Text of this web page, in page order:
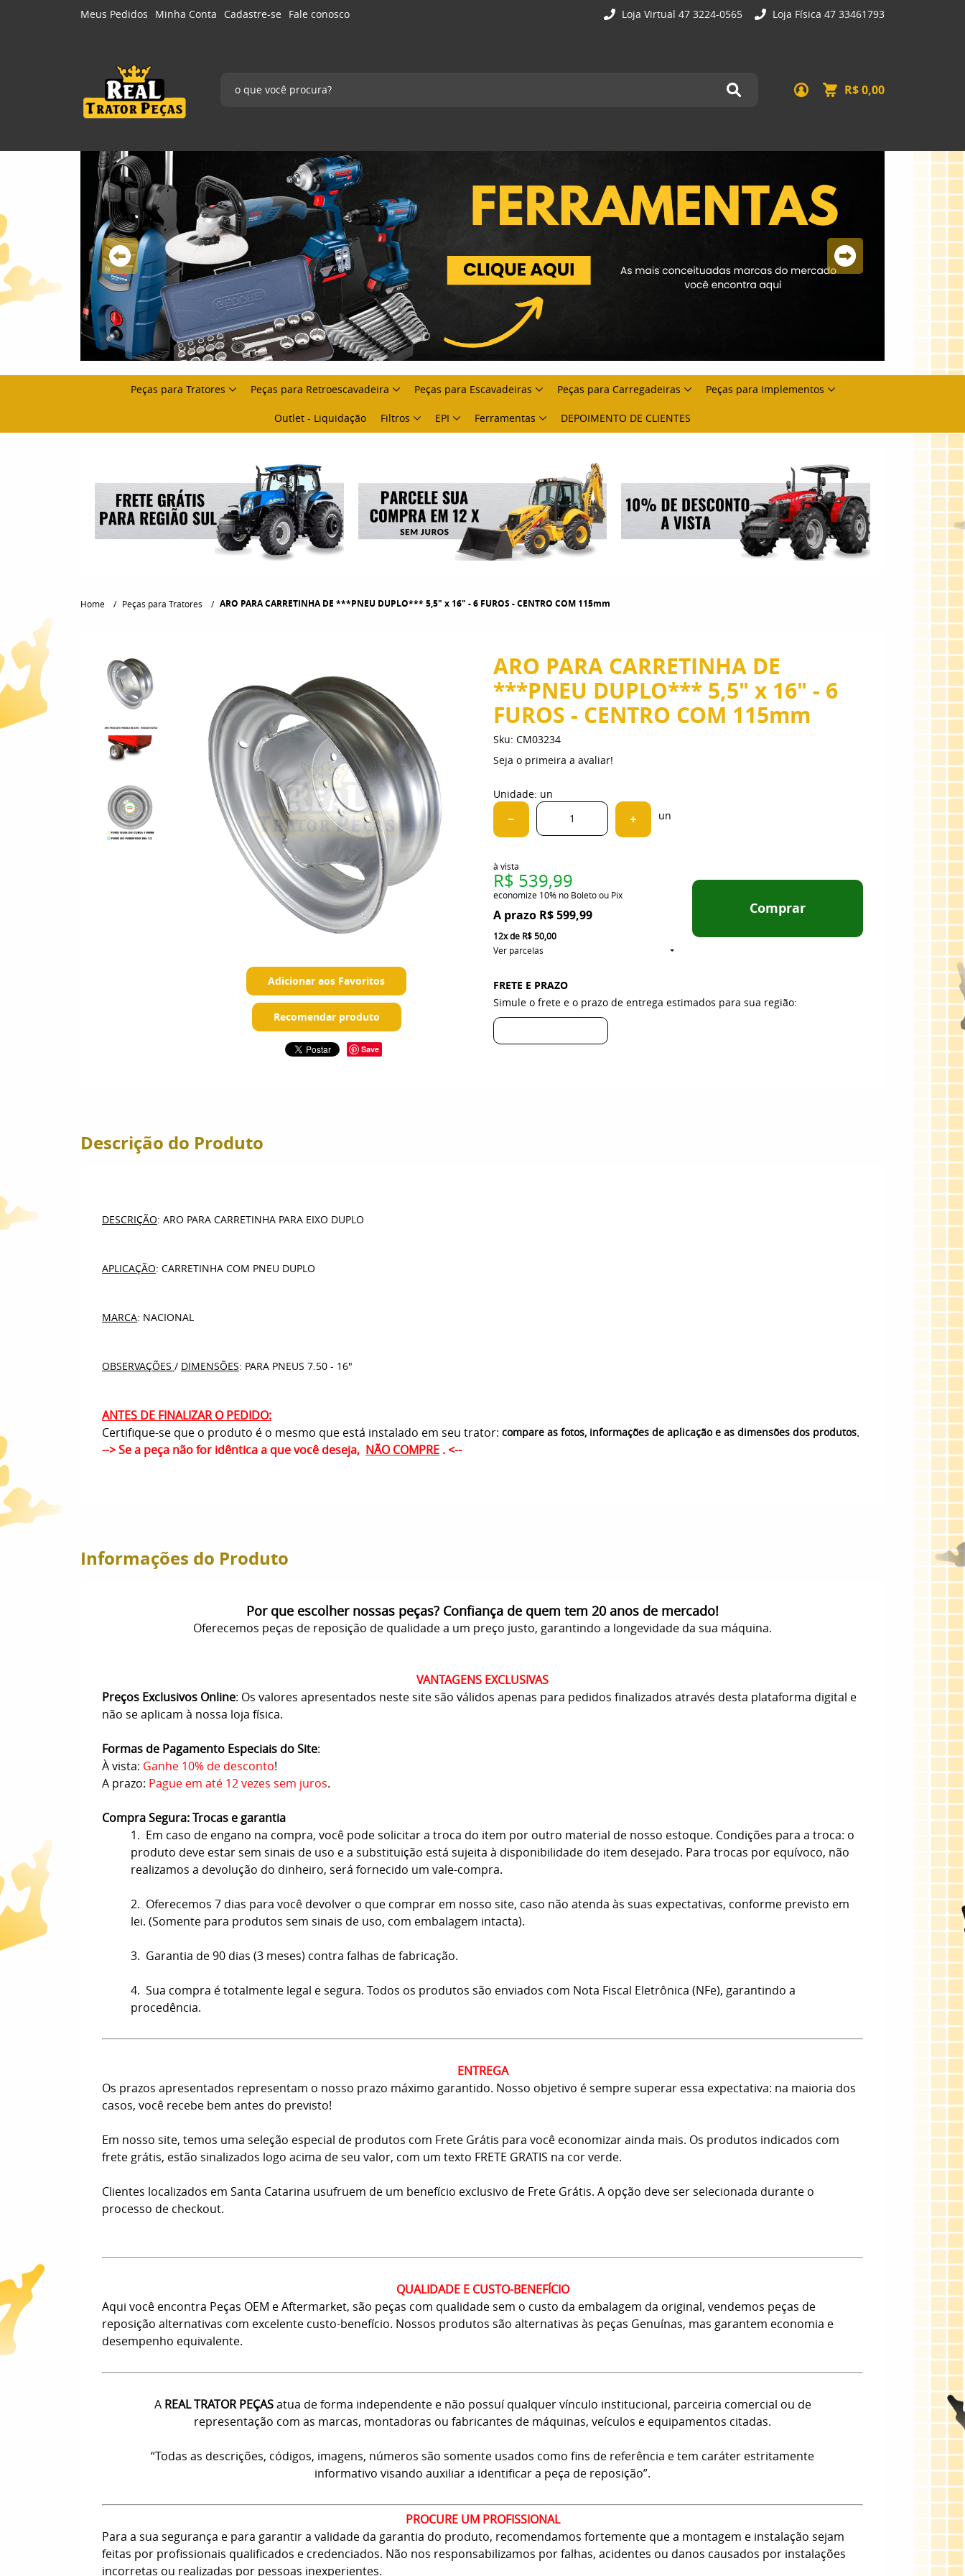
Meus Pedidos Minha Conta Cadastre-se Fale conosco Loja Virtual 47 3224-0565 Loja Física 47 33461793
R$ 0,00
Peças para Tratores Peças para Retroescavadeira Peças para Escavadeiras Peças para Carregadeiras Peças para Implementos
Outlet - Liquidação Filtros EPI Ferramentas DEPOIMENTO DE CLIENTES
Home Peças para Tratores ARO PARA CARRETINHA DE ***PNEU DUPLO*** 5,5" x 16" - 6 FUROS - CENTRO COM 115mm
Adicionar aos Favoritos
Recomendar produto
Save
ARO PARA CARRETINHA DE
***PNEU DUPLO*** 5,5" x 16" - 6
FUROS - CENTRO COM 115mm
Sku: CM03234
Seja o primeira a avaliar!
Unidade: un
un
R$ 599,99
à vista
R$ 539,99
economize 10% no Boleto ou Pix
12xde R$ 50,00
Ver parcelas
Comprar
FRETE E PRAZO
Simule o frete e o prazo de entrega estimados para sua região:
Descrição do Produto
DESCRIÇÃO: ARO PARA CARRETINHA PARA EIXO DUPLO
APLICAÇÃO: CARRETINHA COM PNEU DUPLO
MARCA: NACIONAL
OBSERVAÇÕES / DIMENSÕES: PARA PNEUS 7.50 - 16"
ANTES DE FINALIZAR O PEDIDO:
Certifique-se que o produto é o mesmo que está instalado em seu trator: compare as fotos, informações de aplicação e as dimensões dos produtos.
--> Se a peça não for idêntica a que você deseja, NÃO COMPRE . <--
Informações do Produto
Por que escolher nossas peças? Confiança de quem tem 20 anos de mercado!
Oferecemos peças de reposição de qualidade a um preço justo, garantindo a longevidade da sua máquina.
VANTAGENS EXCLUSIVAS
Preços Exclusivos Online: Os valores apresentados neste site são válidos apenas para pedidos finalizados através desta plataforma digital e
não se aplicam à nossa loja física.
Formas de Pagamento Especiais do Site:
À vista: Ganhe 10% de desconto!
A prazo: Pague em até 12 vezes sem juros.
Compra Segura: Trocas e garantia
1. Em caso de engano na compra, você pode solicitar a troca do item por outro material de nosso estoque. Condições para a troca: o
produto deve estar sem sinais de uso e a substituição está sujeita à disponibilidade do item desejado. Para trocas por equívoco, não
realizamos a devolução do dinheiro, será fornecido um vale-compra.
2. Oferecemos 7 dias para você devolver o que comprar em nosso site, caso não atenda às suas expectativas, conforme previsto em
lei. (Somente para produtos sem sinais de uso, com embalagem intacta).
3. Garantia de 90 dias (3 meses) contra falhas de fabricação.
4. Sua compra é totalmente legal e segura. Todos os produtos são enviados com Nota Fiscal Eletrônica (NFe), garantindo a
procedência.
ENTREGA
Os prazos apresentados representam o nosso prazo máximo garantido. Nosso objetivo é sempre superar essa expectativa: na maioria dos
casos, você recebe bem antes do previsto!
Em nosso site, temos uma seleção especial de produtos com Frete Grátis para você economizar ainda mais. Os produtos indicados com
frete grátis, estão sinalizados logo acima de seu valor, com um texto FRETE GRATIS na cor verde.
Clientes localizados em Santa Catarina usufruem de um benefício exclusivo de Frete Grátis. A opção deve ser selecionada durante o
processo de checkout.
QUALIDADE E CUSTO-BENEFÍCIO
Aqui você encontra Peças OEM e Aftermarket, são peças com qualidade sem o custo da embalagem da original, vendemos peças de
reposição alternativas com excelente custo-benefício. Nossos produtos são alternativas às peças Genuínas, mas garantem economia e
desempenho equivalente.
A REAL TRATOR PEÇASatua de forma independente e não possuí qualquer vínculo institucional, parceiria comercial ou de
representação com as marcas, montadoras ou fabricantes de máquinas, veículos e equipamentos citadas.
“Todas as descrições, códigos, imagens, números são somente usados como fins de referência e tem caráter estritamente
informativo visando auxiliar a identificar a peça de reposição”.
PROCURE UM PROFISSIONAL
Para a sua segurança e para garantir a validade da garantia do produto, recomendamos fortemente que a montagem e instalação sejam
feitas por profissionais qualificados e credenciados. Não nos responsabilizamos por falhas, acidentes ou danos causados por instalações
incorretas ou realizadas por pessoas inexperientes.